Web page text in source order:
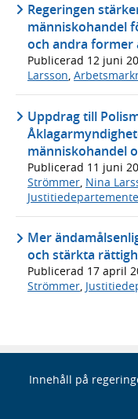
Regeringen
människohandel
och andra former
Publicerad 12 juni
Larsson,
Uppdrag till
människohandel
Publicerad 11 juni
Strömmer Nina
Mer
och stärkta
Publicerad 17 april
Strömmer,
Innehåll på